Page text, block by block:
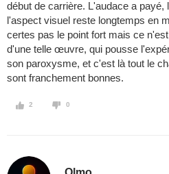
début de carrière. L'audace a
l'aspect visuel reste longtemps en
certes pas le point fort mais ce
d'une telle œuvre, qui pousse
son paroxysme, et c'est là tout le
sont franchement bonnes.
2 0